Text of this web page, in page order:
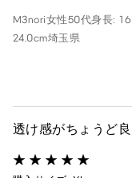
M3nori女性50代身長:
24.0cm埼玉県
透け感がちょうど良